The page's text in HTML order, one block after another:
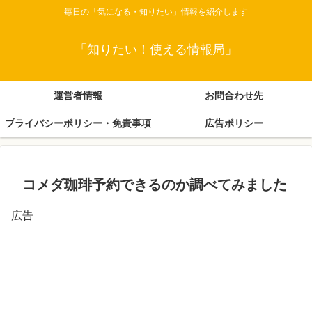
毎日の「気になる・知りたい」情報を紹介します
「知りたい！使える情報局」
運営者情報 お問合わせ先
プライバシーポリシー・免責事項 広告ポリシー
コメダ珈琲予約できるのか調べてみました
広告